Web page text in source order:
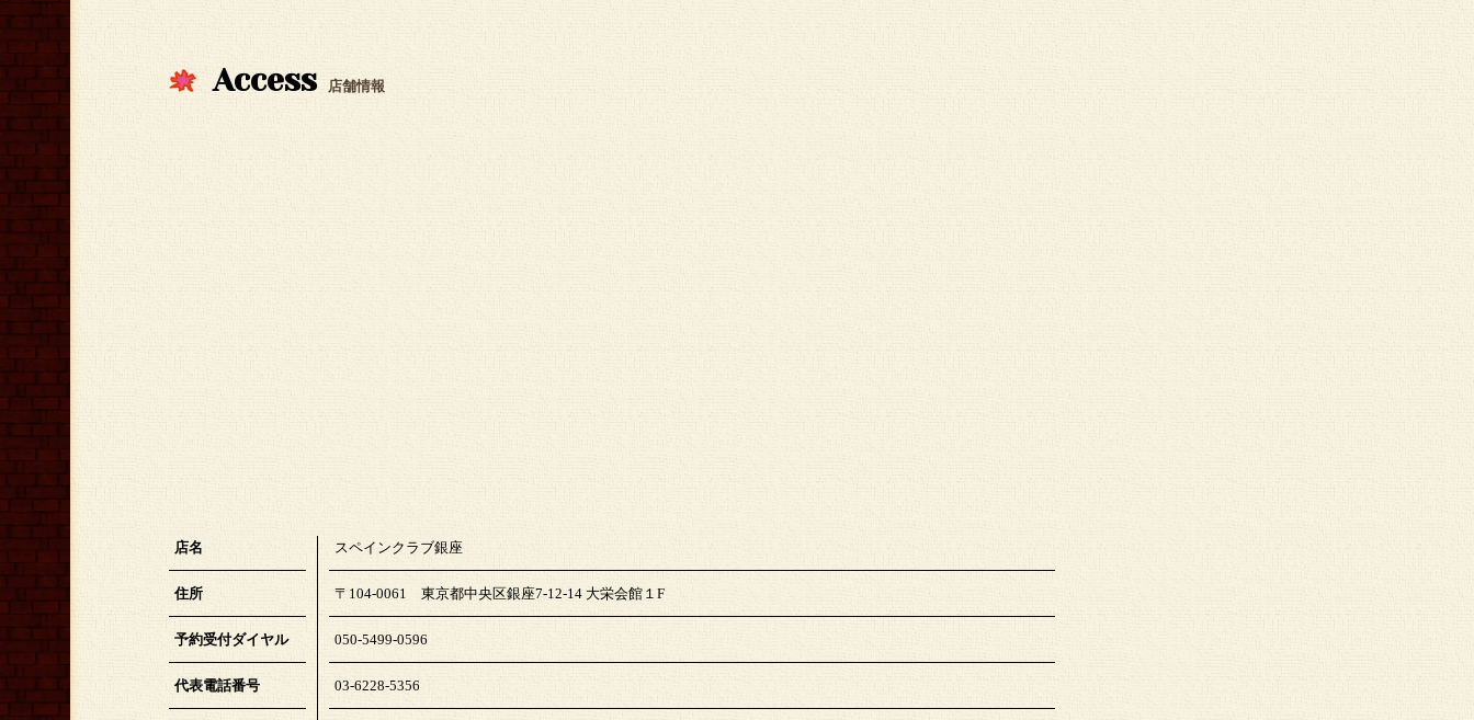
Access 店舗情報
店名 スペインクラブ銀座
住所 〒104-0061 東京都中央区銀座7-12-14 大栄会館１F
予約受付ダイヤル 050-5499-0596
代表電話番号 03-6228-5356